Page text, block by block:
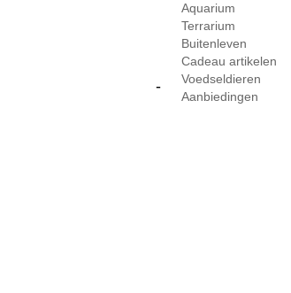
Aquarium
Terrarium
Buitenleven
Cadeau artikelen
Voedseldieren
Aanbiedingen
-